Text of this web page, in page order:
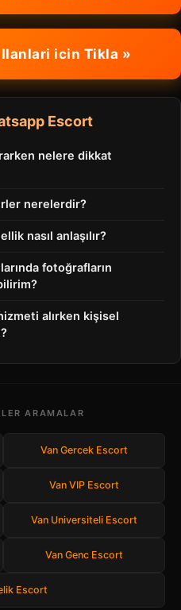
icin Tikla »
Escort
nelere dikkat
nerelerdir?
nasıl anlaşılır?
fotoğrafların
alırken kişisel
ARAMALAR
Van Gercek Escort
Van VIP Escort
Van Universiteli Escort
Van Genc Escort
Escort